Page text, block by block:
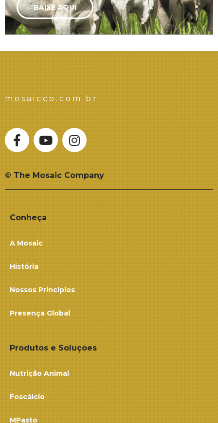
BAIXE AQUI
mosaicco.com.br
© The Mosaic Company
Conheça
A Mosaic
História
Nossos Princípios
Presença Global
Produtos e Soluções
Nutrição Animal
Foscálcio
MPasto